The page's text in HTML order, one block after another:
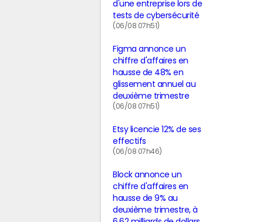
d'une entreprise lors de
tests de cybersécurité
(06/08 07h51)
Figma annonce un
chiffre d'affaires en
hausse de 48% en
glissement annuel au
deuxième trimestre
(06/08 07h51)
Etsy licencie 12% de ses
effectifs
(06/08 07h46)
Block annonce un
chiffre d'affaires en
hausse de 9% au
deuxième trimestre, à